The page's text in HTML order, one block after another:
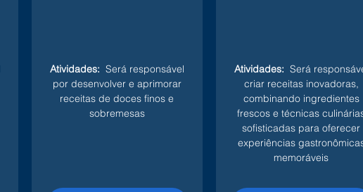
Atividades: Será responsável
por desenvolver e aprimorar
receitas de doces finos e
sobremesas
Atividades: Será
criar receitas inovadoras,
combinando ingredientes
frescos e técnicas
sofisticadas para oferecer
experiências
memoráveis